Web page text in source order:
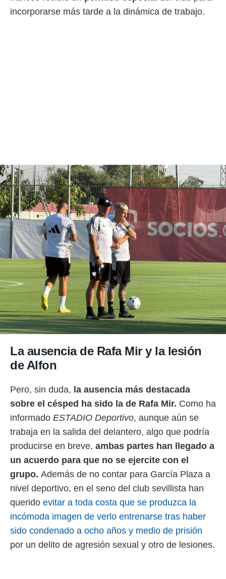
incorporarse más tarde a la dinámica de trabajo.
La ausencia de Rafa Mir y la lesión
de Alfon
Pero, sin duda, la ausencia más destacada
sobre el césped ha sido la de Rafa Mir. Como ha
informado ESTADIO Deportivo, aunque aún se
trabaja en la salida del delantero, algo que podría
producirse en breve, ambas partes han llegado a
un acuerdo para que no se ejercite con el
grupo. Además de no contar para García Plaza a
nivel deportivo, en el seno del club sevillista han
querido evitar a toda costa que se produzca la
incómoda imagen de verlo entrenarse tras haber
sido condenado a ocho años y medio de prisión
por un delito de agresión sexual y otro de lesiones.